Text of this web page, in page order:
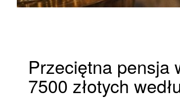
Przeciętna pensja
7500 złotych